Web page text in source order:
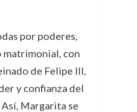
por poderes,
matrimonial, con
de Felipe III,
y confianza del
Margarita se